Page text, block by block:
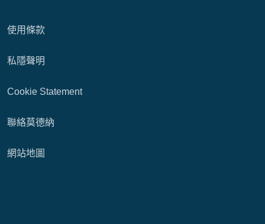
使用條款
私隱聲明
Cookie Statement
聯絡莫德納
網站地圖